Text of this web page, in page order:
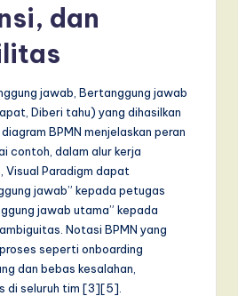
dan
jawab, Bertanggung jawab
Diberi tahu) yang dihasilkan
BPMN menjelaskan peran
contoh, dalam alur kerja
Visual Paradigm dapat
jawab” kepada petugas
jawab utama” kepada
Notasi BPMN yang
seperti onboarding
dan bebas kesalahan,
di seluruh tim [3][5].